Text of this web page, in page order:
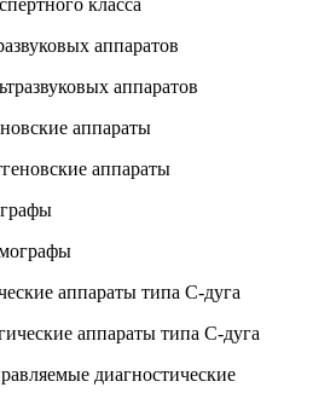
аппаратов
аппараты
аппараты типа C-дуга
диагностические